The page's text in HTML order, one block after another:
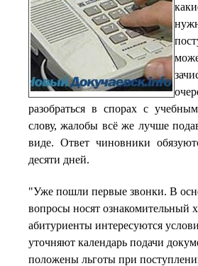
разобраться в спорах с
слову, жалобы всё же лучше
виде. Ответ чиновники
десяти дней.
"Уже пошли первые звонки. В
вопросы носят ознакомительный
абитуриенты интересуются
уточняют календарь подачи
положены льготы при